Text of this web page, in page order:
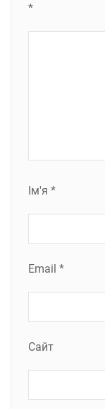
*
Ім'я *
Email *
Сайт